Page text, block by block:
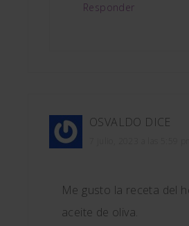
Responder
OSVALDO DICE
Me gusto la receta del
aceite de oliva.